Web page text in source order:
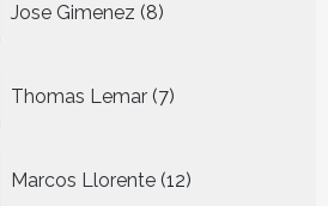
Jose Gimenez 8
producten
Thomas Lemar 7
producten
Marcos Llorente 12
producten